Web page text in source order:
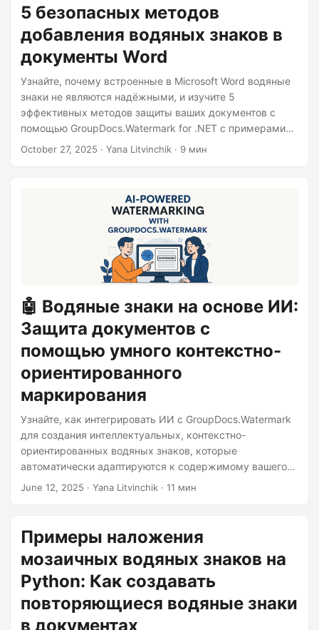
5 безопасных методов
добавления водяных знаков в
документы Word
Узнайте, почему встроенные в Microsoft Word водяные
знаки не являются надёжными, и изучите 5
эффективных методов защиты ваших документов с
помощью GroupDocs.Watermark for .NET с примерами
кода.
October 27, 2025 · Yana Litvinchik · 9 мин
🤖 Водяные знаки на основе ИИ:
Защита документов с
помощью умного контекстно-
ориентированного
маркирования
Узнайте, как интегрировать ИИ с GroupDocs.Watermark
для создания интеллектуальных, контекстно-
ориентированных водяных знаков, которые
автоматически адаптируются к содержимому вашего
документа. Идеально подходит для корпоративной
June 12, 2025 · Yana Litvinchik · 11 мин
Примеры наложения
мозаичных водяных знаков на
Python: Как создавать
повторяющиеся водяные знаки
в документах